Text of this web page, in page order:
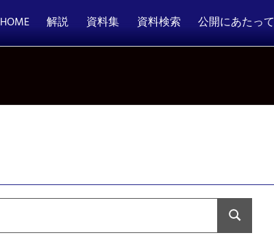
HOME 解説 資料集 資料検索 公開にあたって
検
索